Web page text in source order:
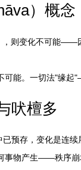
）概念
，则变化不可能——
可能。一切法"缘
吠檀多
已预存，变化是连
事物产生——秩序